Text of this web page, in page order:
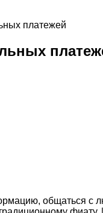
платежей
общаться